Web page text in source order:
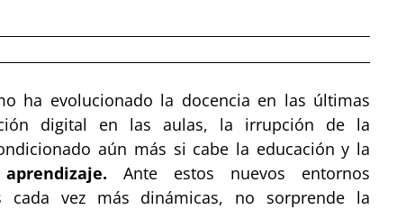
ha evolucionado la docencia en las últimas
digital en las aulas, la irrupción de la
aún más si cabe la educación y la
aprendizaje. Ante estos nuevos entornos
cada vez más dinámicas, no sorprende la